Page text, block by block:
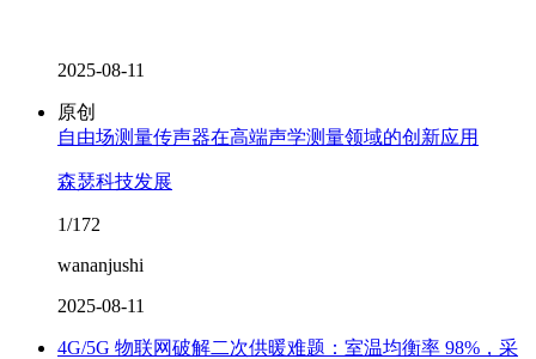
2025-08-11
原创
自由场测量传声器在高端声学测量领域的创新应用
森瑟科技发展
1/172
wananjushi
2025-08-11
4G/5G 物联网破解二次供暖难题：室温均衡率 98%，采